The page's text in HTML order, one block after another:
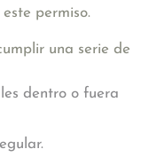
permiso.
una serie de
dentro o fuera